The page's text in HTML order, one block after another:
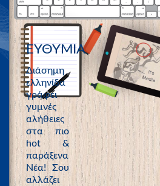
ΕΥΘΥΜΙΑ
Διάσημη
ελληνίδα
γράφει
γυμνές
αλήθειες
στα πιο
hot &
παράξενα
Νέα! Σου
αλλάζει